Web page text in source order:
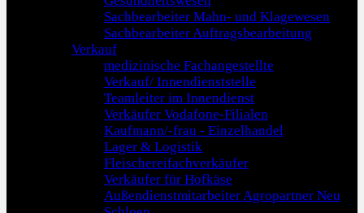
Sachbearbeiter Mahn- und Klagewesen
Sachbearbeiter Auftragsbearbeitung
Verkauf
medizinische Fachangestellte
Verkauf/ Innendienststelle
Teamleiter im Innendienst
Verkäufer Vodafone-Filialen
Kaufmann/-frau - Einzelhandel
Lager & Logistik
Fleischereifachverkäufer
Verkäufer für Hofkäse
Außendienstmitarbeiter Agropartner Neu